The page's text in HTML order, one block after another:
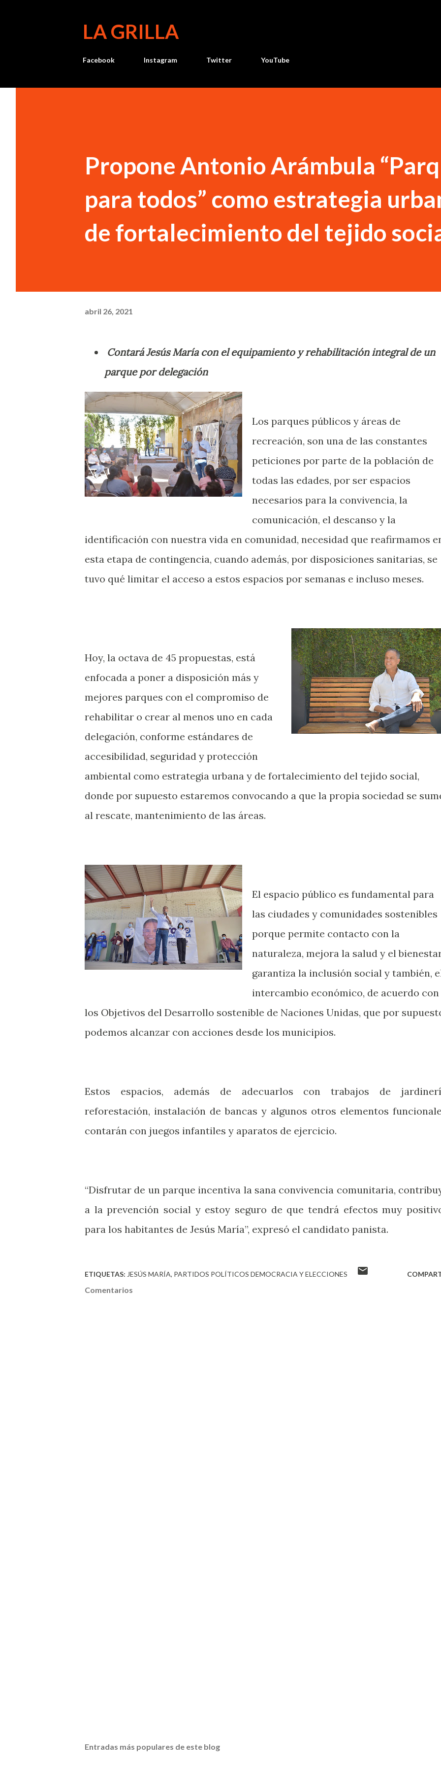
LA GRILLA
Facebook Instagram Twitter YouTube
Propone Antonio Arámbula
para todos” como estrategia
de fortalecimiento del tejido
abril 26, 2021
Contará Jesús María con el equipamiento y rehabilitación integral de un
parque por delegación
Los parques públicos y áreas de
recreación, son una de las constantes
peticiones por parte de la población de
todas las edades, por ser espacios
necesarios para la convivencia, la
comunicación, el descanso y la
identificación con nuestra vida en comunidad, necesidad que reafirmamos
esta etapa de contingencia, cuando además, por disposiciones sanitarias, se
tuvo qué limitar el acceso a estos espacios por semanas e incluso meses.
Hoy, la octava de 45 propuestas, está
enfocada a poner a disposición más y
mejores parques con el compromiso de
rehabilitar o crear al menos uno en cada
delegación, conforme estándares de
accesibilidad, seguridad y protección
ambiental como estrategia urbana y de fortalecimiento del tejido social,
donde por supuesto estaremos convocando a que la propia sociedad se
al rescate, mantenimiento de las áreas.
El espacio público es fundamental para
las ciudades y comunidades sostenibles
porque permite contacto con la
naturaleza, mejora la salud y el
garantiza la inclusión social y también,
intercambio económico, de acuerdo con
los Objetivos del Desarrollo sostenible de Naciones Unidas, que por
podemos alcanzar con acciones desde los municipios.
Estos espacios, además de adecuarlos con trabajos de
reforestación, instalación de bancas y algunos otros elementos
contarán con juegos infantiles y aparatos de ejercicio.
“Disfrutar de un parque incentiva la sana convivencia comunitaria,
a la prevención social y estoy seguro de que tendrá efectos muy
para los habitantes de Jesús María”, expresó el candidato panista.
ETIQUETAS: JESÚS MARÍA PARTIDOS POLÍTICOS DEMOCRACIA Y ELECCIONES
Comentarios
Entradas más populares de este blog